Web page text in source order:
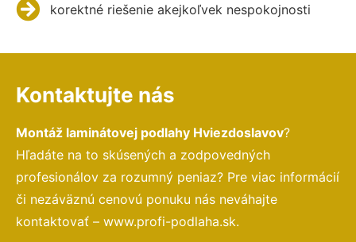
korektné riešenie akejkoľvek nespokojnosti
Kontaktujte nás
Montáž laminátovej podlahy Hviezdoslavov?
Hľadáte na to skúsených a zodpovedných
profesionálov za rozumný peniaz? Pre viac informácií
či nezáväznú cenovú ponuku nás neváhajte
kontaktovať – www.profi-podlaha.sk.